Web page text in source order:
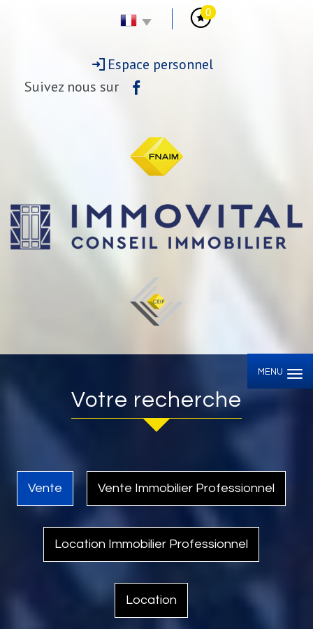
0
Espace personnel
Suivez nous sur
MENU
Votre recherche
Vente Vente Immobilier Professionnel
Location Immobilier Professionnel
Location